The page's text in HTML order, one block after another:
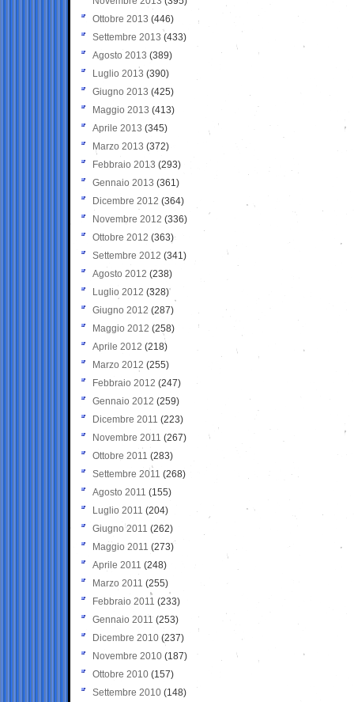
Ottobre 2013 (446)
Settembre 2013 (433)
Agosto 2013 (389)
Luglio 2013 (390)
Giugno 2013 (425)
Maggio 2013 (413)
Aprile 2013 (345)
Marzo 2013 (372)
Febbraio 2013 (293)
Gennaio 2013 (361)
Dicembre 2012 (364)
Novembre 2012 (336)
Ottobre 2012 (363)
Settembre 2012 (341)
Agosto 2012 (238)
Luglio 2012 (328)
Giugno 2012 (287)
Maggio 2012 (258)
Aprile 2012 (218)
Marzo 2012 (255)
Febbraio 2012 (247)
Gennaio 2012 (259)
Dicembre 2011 (223)
Novembre 2011 (267)
Ottobre 2011 (283)
Settembre 2011 (268)
Agosto 2011 (155)
Luglio 2011 (204)
Giugno 2011 (262)
Maggio 2011 (273)
Aprile 2011 (248)
Marzo 2011 (255)
Febbraio 2011 (233)
Gennaio 2011 (253)
Dicembre 2010 (237)
Novembre 2010 (187)
Ottobre 2010 (157)
Settembre 2010 (148)